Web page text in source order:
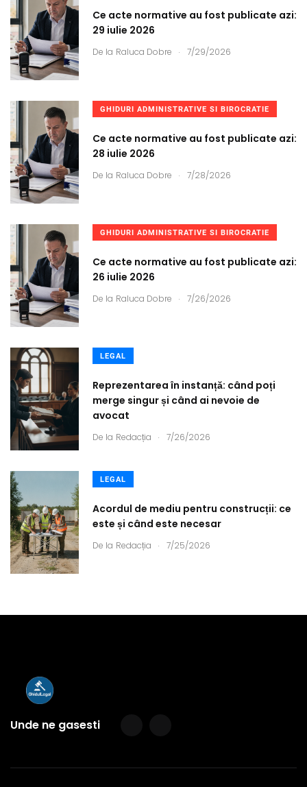
Ce acte normative au fost publicate azi:
29 iulie 2026
De la Raluca Dobre . 7/29/2026
GHIDURI ADMINISTRATIVE SI BIROCRATIE
Ce acte normative au fost publicate azi:
28 iulie 2026
De la Raluca Dobre . 7/28/2026
GHIDURI ADMINISTRATIVE SI BIROCRATIE
Ce acte normative au fost publicate azi:
26 iulie 2026
De la Raluca Dobre . 7/26/2026
LEGAL
Reprezentarea în instanță: când poți
merge singur și când ai nevoie de
avocat
De la Redacția . 7/26/2026
LEGAL
Acordul de mediu pentru construcții: ce
este și când este necesar
De la Redacția . 7/25/2026
Unde ne gasesti